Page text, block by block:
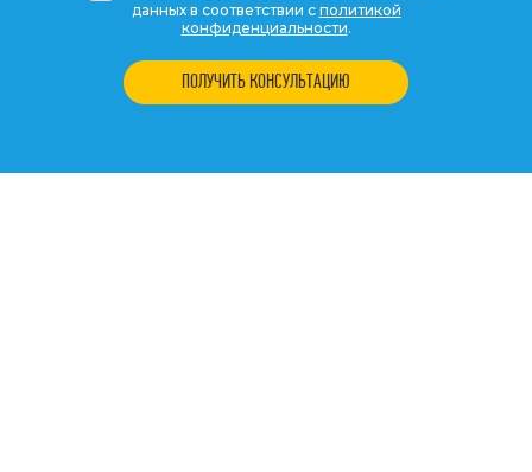
данных в соответствии с политикой
конфиденциальности.
ПОЛУЧИТЬ КОНСУЛЬТАЦИЮ